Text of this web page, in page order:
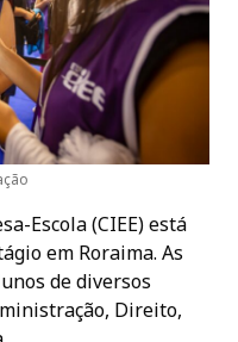
Escola (CIEE) está
em Roraima. As
de diversos
Direito,